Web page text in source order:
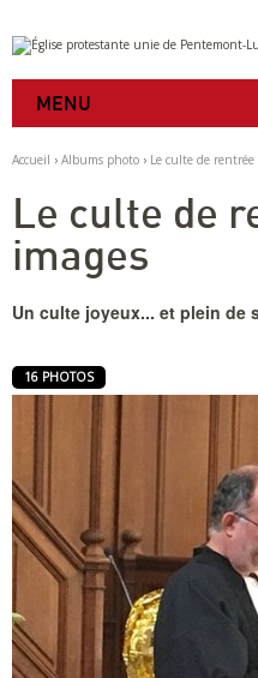
Aller
au
contenu.
à
navigation
Outils
personnels
MENU
Accueil › Albums photo › Le culte de
Le culte de
images
Un culte joyeux... et plein de
16 PHOTOS